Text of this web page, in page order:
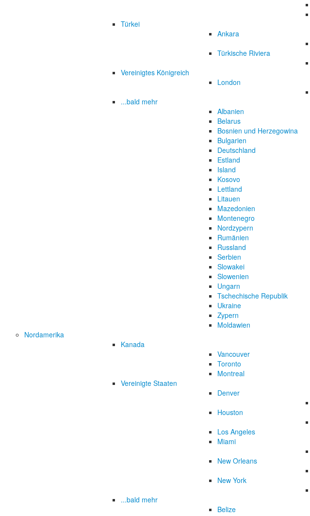
Türkei
Ankara
Türkische Riviera
Vereinigtes Königreich
London
...bald mehr
Albanien
Belarus
Bosnien und Herzegowina
Bulgarien
Deutschland
Estland
Island
Kosovo
Lettland
Litauen
Mazedonien
Montenegro
Nordzypern
Rumänien
Russland
Serbien
Slowakei
Slowenien
Ungarn
Tschechische Republik
Ukraine
Zypern
Moldawien
Nordamerika
Kanada
Vancouver
Toronto
Montreal
Vereinigte Staaten
Denver
Houston
Los Angeles
Miami
New Orleans
New York
...bald mehr
Belize